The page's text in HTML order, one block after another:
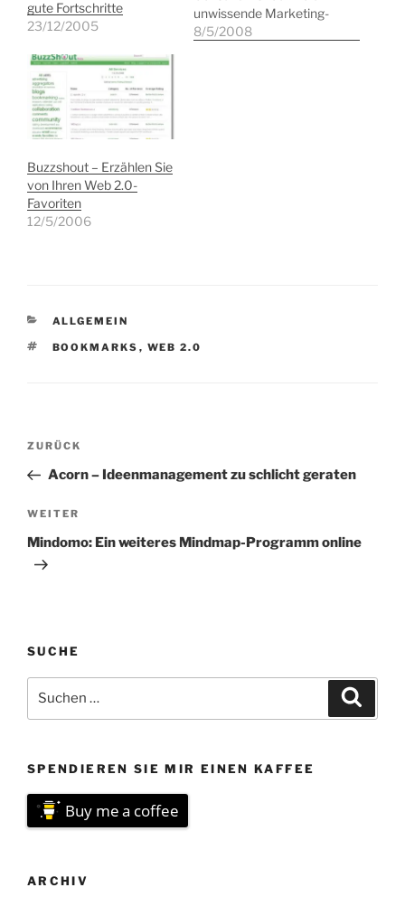
gute Fortschritte
23/12/2005
unwissende Marketing-
Abteilungen
8/5/2008
Buzzshout – Erzählen Sie
von Ihren Web 2.0-
Favoriten
12/5/2006
KATEGORIEN
ALLGEMEIN
SCHLAGWÖRTER
BOOKMARKS , WEB 2.0
Beitragsnavigation
Vorheriger
Beitrag
ZURÜCK
Acorn – Ideenmanagement zu schlicht geraten
Nächster
Beitrag
WEITER
Mindomo: Ein weiteres Mindmap-Programm online
SUCHE
nach:
SPENDIEREN SIE MIR EINEN KAFFEE
Buy me a coffee
ARCHIV